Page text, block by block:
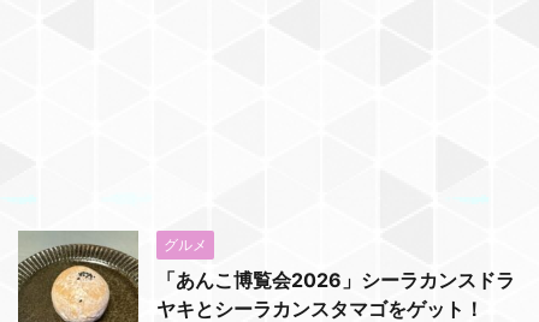
グルメ
「あんこ博覧会2026」シーラカンスドラ
ヤキとシーラカンスタマゴをゲット！